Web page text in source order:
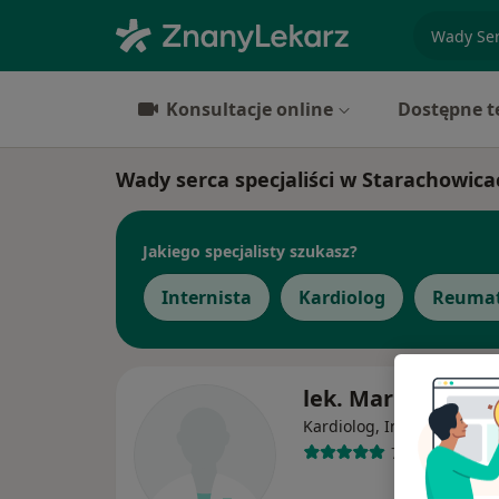
Konsultacje online Dostępne
Wady serca specjaliści w
Jakiego specjalisty szukasz?
Internista Kardiolog
lek. Maria
Kardiolog, Internista
70 opinii